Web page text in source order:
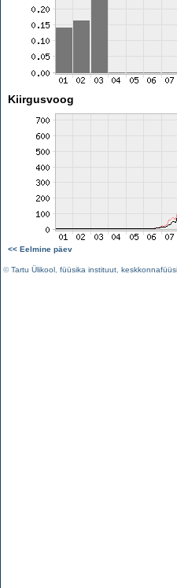
Kiirgusvoog
<< Eelmine päev
©Tartu Ülikool füüsika instituut